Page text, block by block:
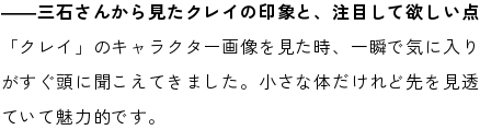
――三石さんから見たクレイの印象と、注目して欲しい点
「クレイ」のキャラクター画像を見た時、一瞬で気に
がすぐ頭に聞こえてきました。小さな体だけれど先を見
ていて魅力的です。